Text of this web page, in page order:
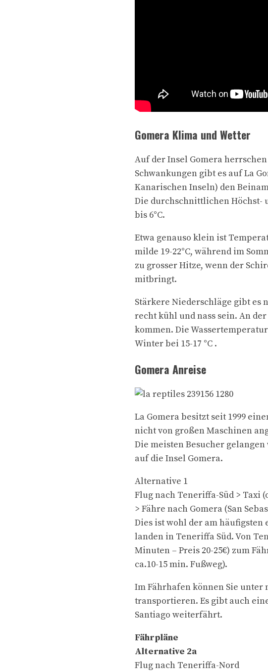
Gomera Klima und Wetter
Auf der Insel Gomera
Schwankungen gibt es auf La
Kanarischen Inseln) den
Die durchschnittlichen Höchst-
bis 6°C.
Etwa genauso klein ist
milde 19-22°C, während im
zu grosser Hitze, wenn der
mitbringt.
Stärkere Niederschläge gibt es
recht kühl und nass sein. An
kommen. Die
Winter bei 15-17 °C .
Gomera Anreise
La Gomera besitzt seit 1999
nicht von großen Maschinen
Die meisten Besucher
auf die Insel Gomera.
Alternative 1
Flug nach Teneriffa-Süd > Taxi
> Fähre nach Gomera (San
Dies ist wohl der am häufigsten
landen in Teneriffa Süd. Von
Minuten – Preis 20-25€) zum
ca.10-15 min. Fußweg).
Im Fährhafen können Sie unter
transportieren. Es gibt auch
Santiago weiterfährt.
Fährpläne
Alternative 2a
Flug nach Teneriffa-Nord